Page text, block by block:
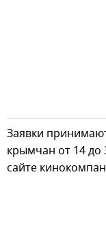
Заявки
крымчан от 14 до
сайте